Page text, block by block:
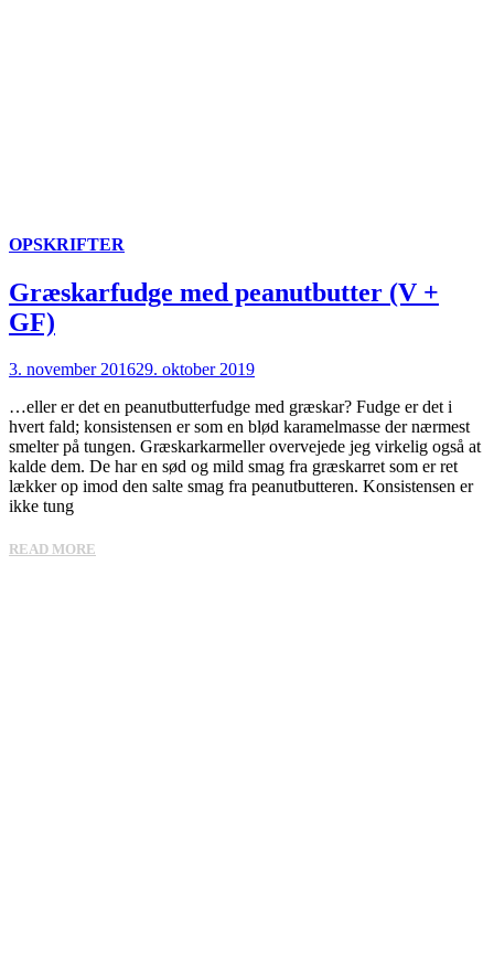
OPSKRIFTER
Græskarfudge med peanutbutter (V +
GF)
3. november 201629. oktober 2019
…eller er det en peanutbutterfudge med græskar? Fudge er det i
hvert fald; konsistensen er som en blød karamelmasse der nærmest
smelter på tungen. Græskarkarmeller overvejede jeg virkelig også at
kalde dem. De har en sød og mild smag fra græskarret som er ret
lækker op imod den salte smag fra peanutbutteren. Konsistensen er
ikke tung
READ MORE